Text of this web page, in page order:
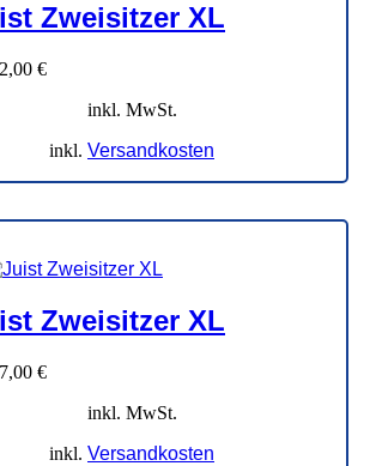
Zweisitzer XL
€
inkl. MwSt.
inkl. Versandkosten
Zweisitzer XL
€
inkl. MwSt.
inkl. Versandkosten